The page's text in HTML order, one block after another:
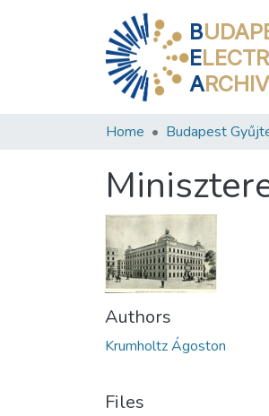
B
E
A
Home Budapest
Authors
Krumholtz Ágoston
Files